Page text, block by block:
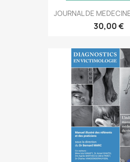
JOURNAL DE
30,00 €